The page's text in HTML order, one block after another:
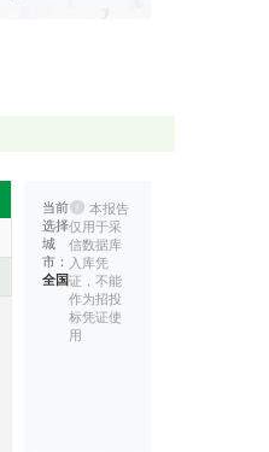
当前
选择
城
市：
全国
本报告
仅用于采
信数据库
入库凭
证，不能
作为招投
标凭证使
用